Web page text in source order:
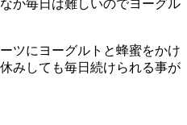
か毎日は難しいのでヨーグル
ツにヨーグルトと蜂蜜をかけ
みしても毎日続けられる事が